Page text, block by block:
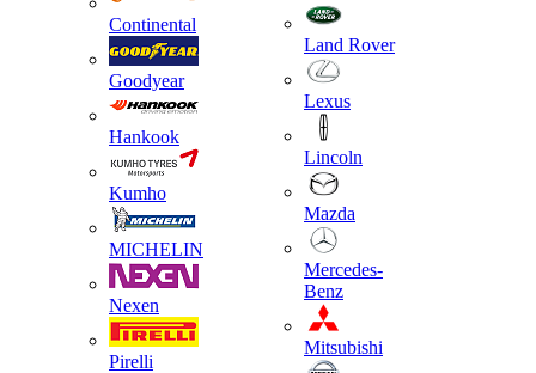
Continental
Goodyear
Hankook
Kumho
MICHELIN
Nexen
Pirelli
Land Rover
Lexus
Lincoln
Mazda
Mercedes-
Benz
Mitsubishi